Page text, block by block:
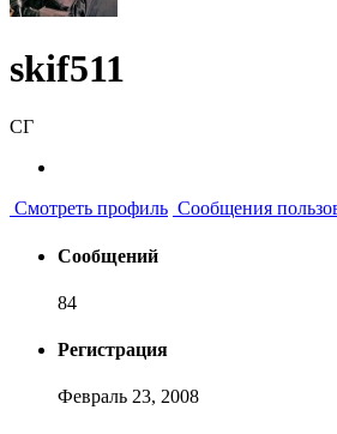
skif511
СГ
Смотреть профиль Сообщения
Сообщений
84
Регистрация
Февраль 23, 2008